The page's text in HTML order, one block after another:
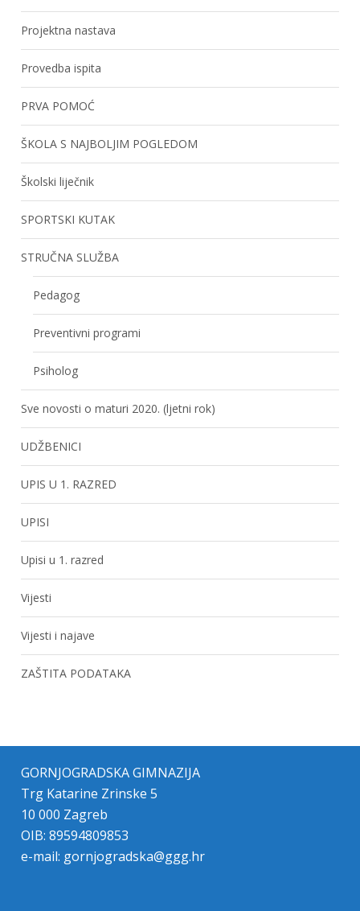
Projektna nastava
Provedba ispita
PRVA POMOĆ
ŠKOLA S NAJBOLJIM POGLEDOM
Školski liječnik
SPORTSKI KUTAK
STRUČNA SLUŽBA
Pedagog
Preventivni programi
Psiholog
Sve novosti o maturi 2020. (ljetni rok)
UDŽBENICI
UPIS U 1. RAZRED
UPISI
Upisi u 1. razred
Vijesti
Vijesti i najave
ZAŠTITA PODATAKA
GORNJOGRADSKA GIMNAZIJA
Trg Katarine Zrinske 5
10 000 Zagreb
OIB: 89594809853
e-mail: gornjogradska@ggg.hr